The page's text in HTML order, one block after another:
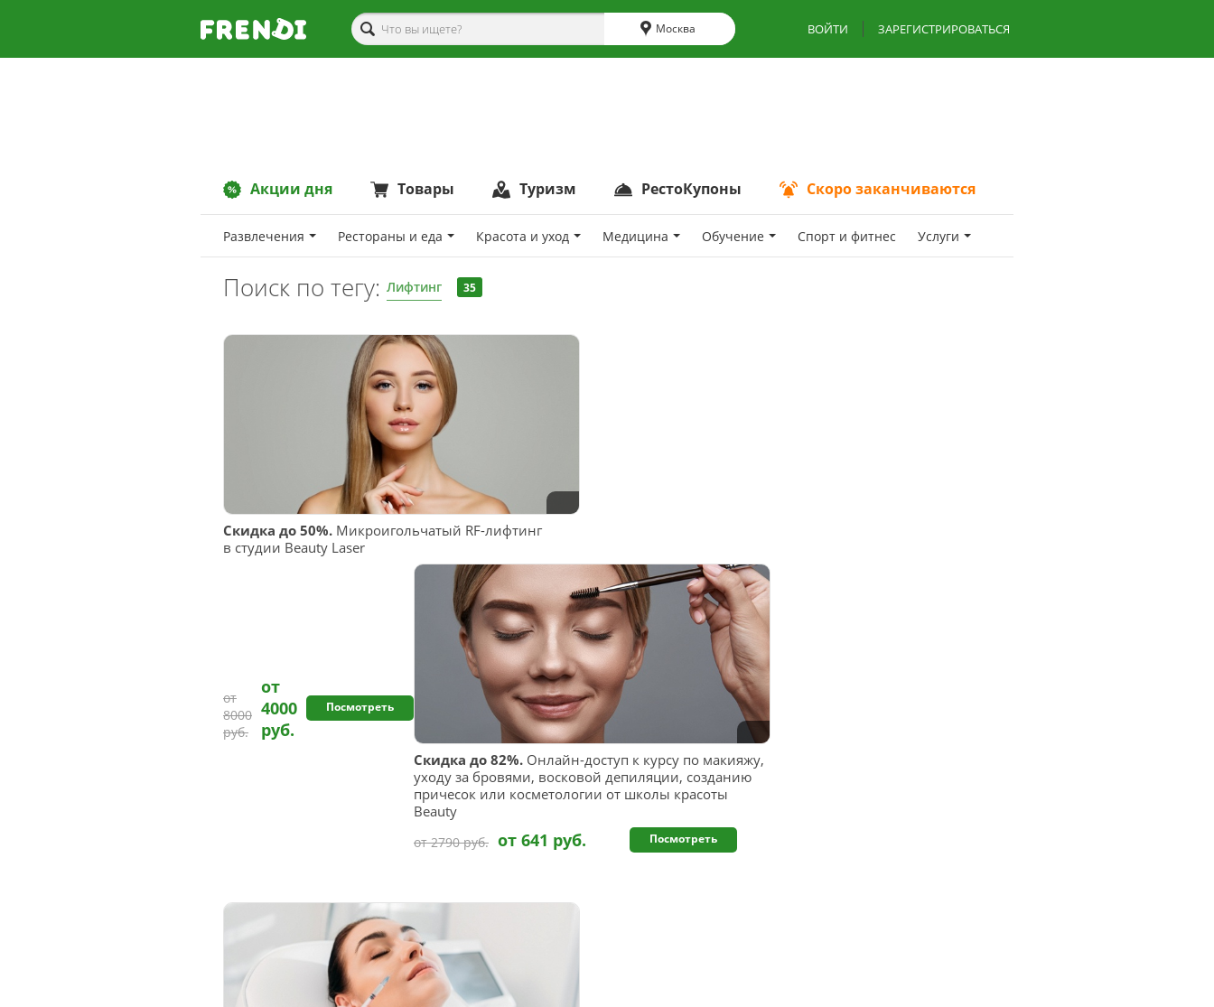
Москва ВОЙТИ ЗАРЕГИСТРИРОВАТЬСЯ
Акции дня Товары Туризм РестоКупоны Скоро заканчиваются
Развлечения Рестораны и еда Красота и уход Медицина Обучение Спoрт и фитнес Услуги
Поиск по тегу: Лифтинг 35
Скидка до 50%. Микроигольчатый RF-лифтинг
в студии Beauty Laser
от
8000
руб.
от
4000
руб.
Посмотреть
Скидка до 82%. Онлайн-доступ к курсу по макияжу,
уходу за бровями, восковой депиляции, созданию
причесок или косметологии от школы красоты
Beauty
от 2790 руб. от 641 руб. Посмотреть